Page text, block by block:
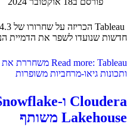
חדשות שנועדו לשפר את הדמיית
ותכונות גיאו-מרחביות משופרות
Lakehouse משותף